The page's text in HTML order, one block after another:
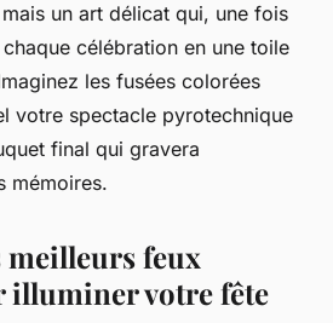
un art délicat qui, une fois
célébration en une toile
les fusées colorées
votre spectacle pyrotechnique
final qui gravera
mémoires.
meilleurs feux
illuminer votre fête